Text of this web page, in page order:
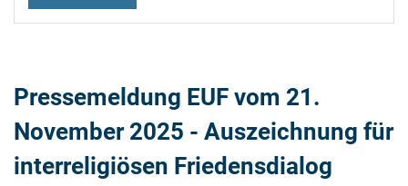
Pressemeldung EUF vom 21.
November 2025 - Auszeichnung für
interreligiösen Friedensdialog